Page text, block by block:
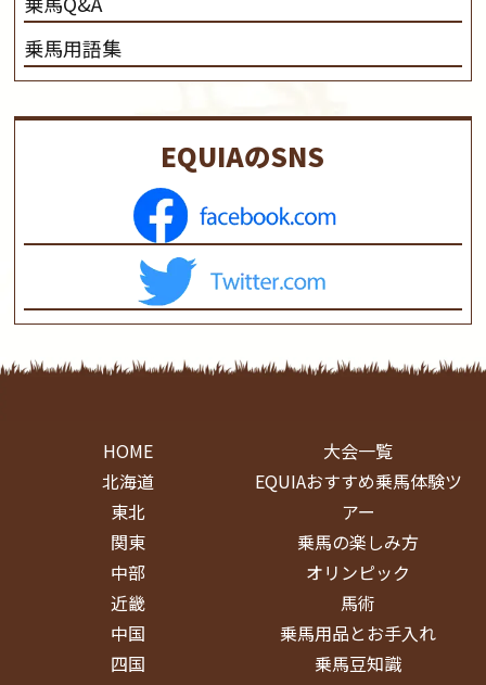
乗馬用語集
EQUIAのSNS
HOME
北海道
東北
関東
中部
近畿
中国
四国
大会一覧
EQUIAおすすめ乗馬体験ツ
アー
乗馬の楽しみ方
オリンピック
馬術
乗馬用品とお手入れ
乗馬豆知識